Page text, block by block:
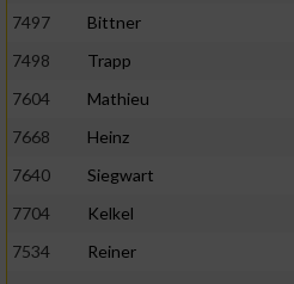
7497
Bittner
7498
Trapp
7604
Mathieu
7668
Heinz
7640
Siegwart
7704
Kelkel
7534
Reiner